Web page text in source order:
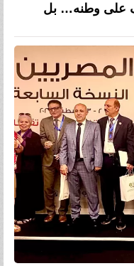
على وطنه… بل